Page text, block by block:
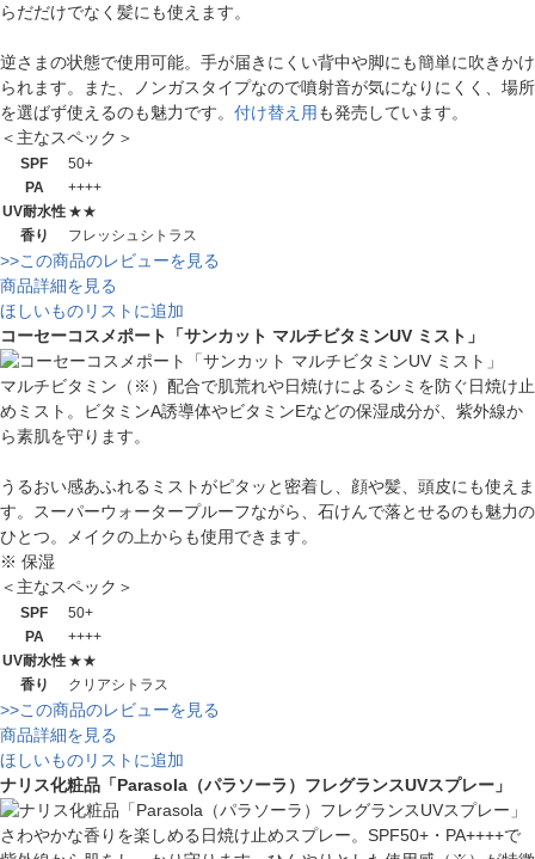
らだだけでなく髪にも使えます。
逆さまの状態で使用可能。手が届きにくい背中や脚にも簡単に吹きかけ
られます。また、ノンガスタイプなので噴射音が気になりにくく、場所
を選ばず使えるのも魅力です。 付け替え用 も発売しています。
＜主なスペック＞
SPF
50+
PA
++++
UV耐水性 ★★
香り
フレッシュシトラス
>>この商品のレビューを見る
商品詳細を見る
ほしいものリストに追加
コーセーコスメポート「サンカット マルチビタミンUV ミスト」
マルチビタミン（※）配合で肌荒れや日焼けによるシミを防ぐ日焼け止
めミスト。ビタミンA誘導体やビタミンEなどの保湿成分が、紫外線か
ら素肌を守ります。
うるおい感あふれるミストがピタッと密着し、顔や髪、頭皮にも使えま
す。スーパーウォータープルーフながら、石けんで落とせるのも魅力の
ひとつ。メイクの上からも使用できます。
※ 保湿
＜主なスペック＞
SPF
50+
PA
++++
UV耐水性 ★★
香り
クリアシトラス
>>この商品のレビューを見る
商品詳細を見る
ほしいものリストに追加
ナリス化粧品「Parasola（パラソーラ）フレグランスUVスプレー」
さわやかな香りを楽しめる日焼け止めスプレー。SPF50+・PA++++で